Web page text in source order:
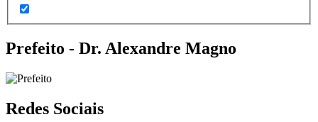
Prefeito - Dr. Alexandre Magno
Redes Sociais